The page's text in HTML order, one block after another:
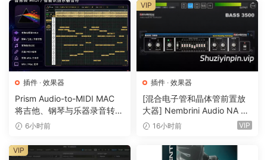
插件 · 效果器
Prism Audio-to-MIDI MAC
将吉他、钢琴与乐器录音转换
为可编辑 MIDI
6小时前
插件 · 效果器
[混合电子管和晶体管前置放
大器] Nembrini Audio NA Ba
ss 3500 v1.0.0 Incl Keygen-
16小时前 VIP
VIP
VIP